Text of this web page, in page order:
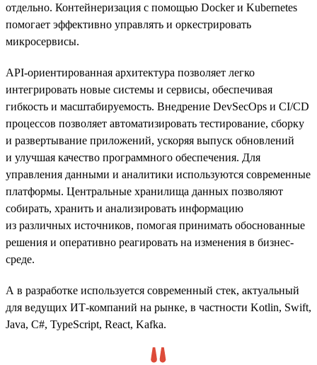
отдельно. Контейнеризация с помощью Docker и Kubernetes
помогает эффективно управлять и оркестрировать
микросервисы.
API-ориентированная архитектура позволяет легко
интегрировать новые системы и сервисы, обеспечивая
гибкость и масштабируемость. Внедрение DevSecOps и CI/CD
процессов позволяет автоматизировать тестирование, сборку
и развертывание приложений, ускоряя выпуск обновлений
и улучшая качество программного обеспечения. Для
управления данными и аналитики используются современные
платформы. Центральные хранилища данных позволяют
собирать, хранить и анализировать информацию
из различных источников, помогая принимать обоснованные
решения и оперативно реагировать на изменения в бизнес-
среде.
А в разработке используется современный стек, актуальный
для ведущих ИТ-компаний на рынке, в частности Kotlin, Swift,
Java, C#, TypeScript, React, Kafka.